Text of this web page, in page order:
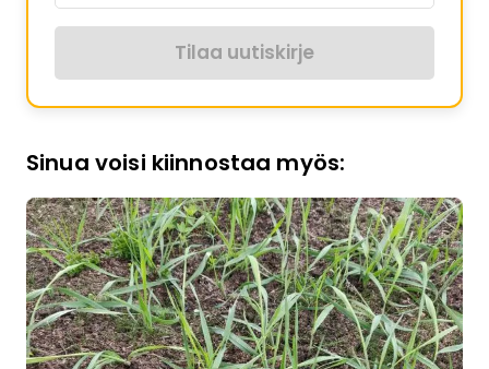
Tilaa uutiskirje
Sinua voisi kiinnostaa myös: